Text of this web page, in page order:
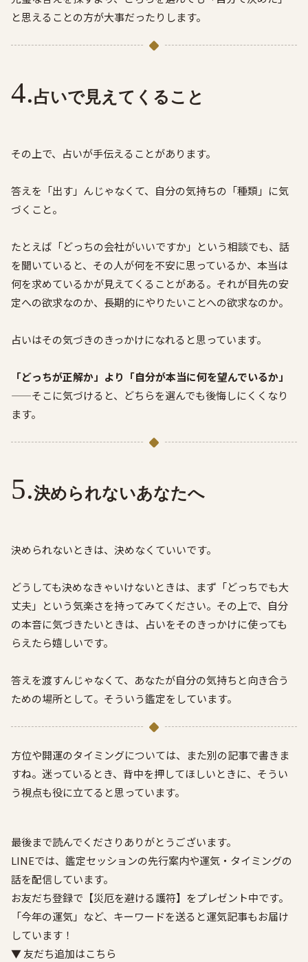
と思えることの方が大事だったりします。
占いで見えてくること
その上で、占いが手伝えることがあります。
答えを「出す」んじゃなくて、自分の気持ちの「種類」に気
づくこと。
たとえば「どっちの会社がいいですか」という相談でも、話
を聞いていると、その人が何を不安に思っているか、本当は
何を求めているかが見えてくることがある。それが目先の安
定への欲求なのか、長期的にやりたいことへの欲求なのか。
占いはその気づきのきっかけになれると思っています。
「どっちが正解か」より「自分が本当に何を望んでいるか」
——そこに気づけると、どちらを選んでも後悔しにくくなり
ます。
決められないあなたへ
決められないときは、決めなくていいです。
どうしても決めなきゃいけないときは、まず「どっちでも大
丈夫」という気楽さを持ってみてください。その上で、自分
の本音に気づきたいときは、占いをそのきっかけに使っても
らえたら嬉しいです。
答えを渡すんじゃなくて、あなたが自分の気持ちと向き合う
ための場所として。そういう鑑定をしています。
方位や開運のタイミングについては、また別の記事で書きま
すね。迷っているとき、背中を押してほしいときに、そうい
う視点も役に立てると思っています。
最後まで読んでくださりありがとうございます。
LINEでは、鑑定セッションの先行案内や運気・タイミングの
話を配信しています。
お友だち登録で【災厄を避ける護符】をプレゼント中です。
「今年の運気」など、キーワードを送ると運気記事もお届け
しています！
▼ 友だち追加はこちら